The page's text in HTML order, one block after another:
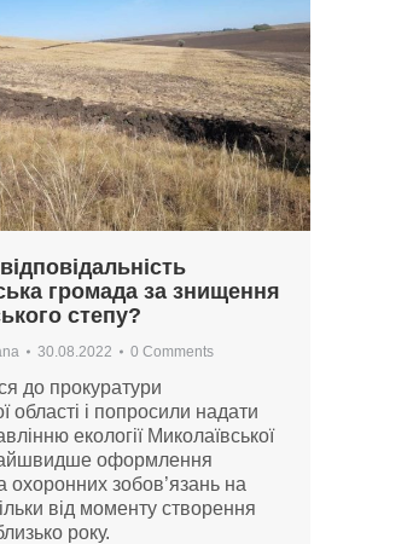
громада за знищення
степу?
30.08.2022 0 Comments
до прокуратури
області і попросили надати
екології Миколаївської
оформлення
охоронних зобов’язань на
від моменту створення
року.